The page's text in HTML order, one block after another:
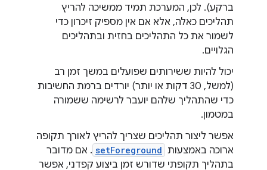
ברקע). לכן, המערכת תמיד ממשיכה להריץ
תהליכים כאלה, אלא אם אין מספיק זיכרון כדי
לשמור את כל התהליכים בחזית ובתהליכים
הגלויים.
יכול להיות ששירותים שפועלים במשך זמן רב
(למשל, 30 דקות או יותר) יורדים ברמת החשיבות
כדי שהתהליך שלהם יועבר לרשימה ששמורה
במטמון.
אפשר ליצור תהליכים שצריך להריץ לאורך תקופה
ארוכה באמצעות setForeground . אם מדובר
בתהליך תקופתי שדורש זמן ביצוע קפדני, אפשר